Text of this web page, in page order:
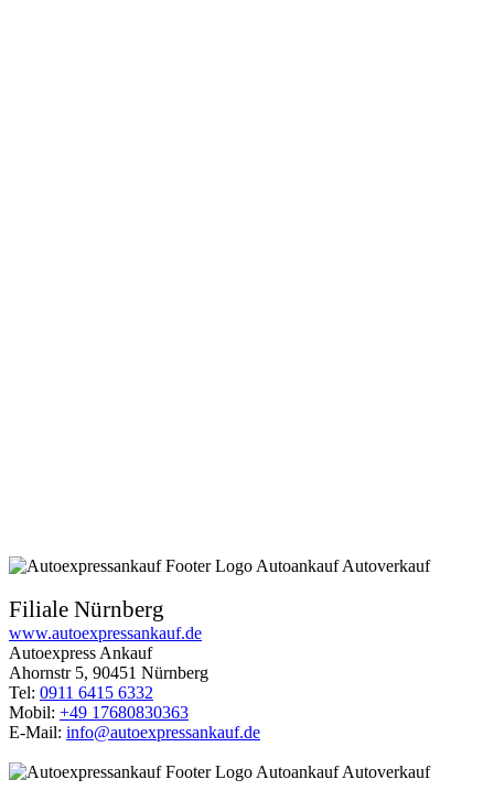
Filiale Nürnberg
www.autoexpressankauf.de
Autoexpress Ankauf
Ahornstr 5, 90451 Nürnberg
Tel: 0911 6415 6332
Mobil: +49 17680830363
E-Mail: info@autoexpressankauf.de